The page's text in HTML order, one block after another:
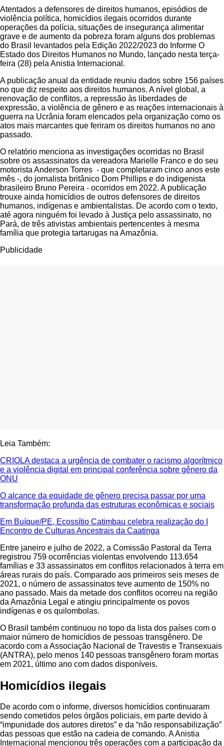
Atentados a defensores de direitos humanos, episódios de
violência política, homicídios ilegais ocorridos durante
operações da polícia, situações de insegurança alimentar
grave e de aumento da pobreza foram alguns dos problemas
do Brasil levantados pela Edição 2022/2023 do Informe O
Estado dos Direitos Humanos no Mundo, lançado nesta terça-
feira (28) pela Anistia Internacional.
A publicação anual da entidade reuniu dados sobre 156 países
no que diz respeito aos direitos humanos. A nível global, a
renovação de conflitos, a repressão às liberdades de
expressão, a violência de gênero e as reações internacionais à
guerra na Ucrânia foram elencados pela organização como os
atos mais marcantes que feriram os direitos humanos no ano
passado.
O relatório menciona as investigações ocorridas no Brasil
sobre os assassinatos da vereadora Marielle Franco e do seu
motorista Anderson Torres - que completaram cinco anos este
mês -, do jornalista britânico Dom Phillips e do indigenista
brasileiro Bruno Pereira - ocorridos em 2022. A publicação
trouxe ainda homicídios de outros defensores de direitos
humanos, indígenas e ambientalistas. De acordo com o texto,
até agora ninguém foi levado à Justiça pelo assassinato, no
Pará, de três ativistas ambientais pertencentes à mesma
família que protegia tartarugas na Amazônia.
Publicidade
Leia Também:
CRIOLA destaca a urgência de combater o racismo algorítmico
e a violência digital em principal conferência sobre gênero da
ONU
O alcance da equidade de gênero precisa passar por uma
transformação profunda das estruturas econômicas e sociais
Em Buíque/PE, Ecossítio Catimbau celebra realização do I
Encontro de Culturas Ancestrais da Caatinga
Entre janeiro e julho de 2022, a Comissão Pastoral da Terra
registrou 759 ocorrências violentas envolvendo 113.654
famílias e 33 assassinatos em conflitos relacionados à terra em
áreas rurais do país. Comparado aos primeiros seis meses de
2021, o número de assassinatos teve aumento de 150% no
ano passado. Mais da metade dos conflitos ocorreu na região
da Amazônia Legal e atingiu principalmente os povos
indígenas e os quilombolas.
O Brasil também continuou no topo da lista dos países com o
maior número de homicídios de pessoas transgênero. De
acordo com a Associação Nacional de Travestis e Transexuais
(ANTRA), pelo menos 140 pessoas transgênero foram mortas
em 2021, último ano com dados disponíveis.
Homicídios ilegais
De acordo com o informe, diversos homicídios continuaram
sendo cometidos pelos órgãos policiais, em parte devido à
“impunidade dos autores diretos” e da “não responsabilização”
das pessoas que estão na cadeia de comando. A Anistia
Internacional mencionou três operações com a participação da